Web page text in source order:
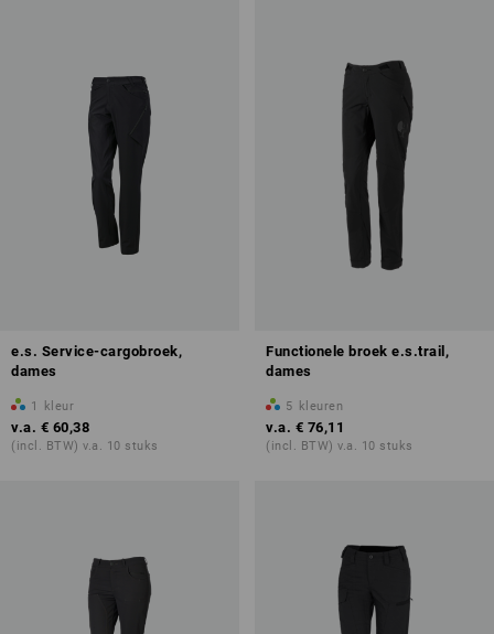
e.s. Service-cargobroek,
dames
1 kleur
v.a. € 60,38
(incl. BTW) v.a. 10 stuks
Functionele broek e.s.trail,
dames
5 kleuren
v.a. € 76,11
(incl. BTW) v.a. 10 stuks